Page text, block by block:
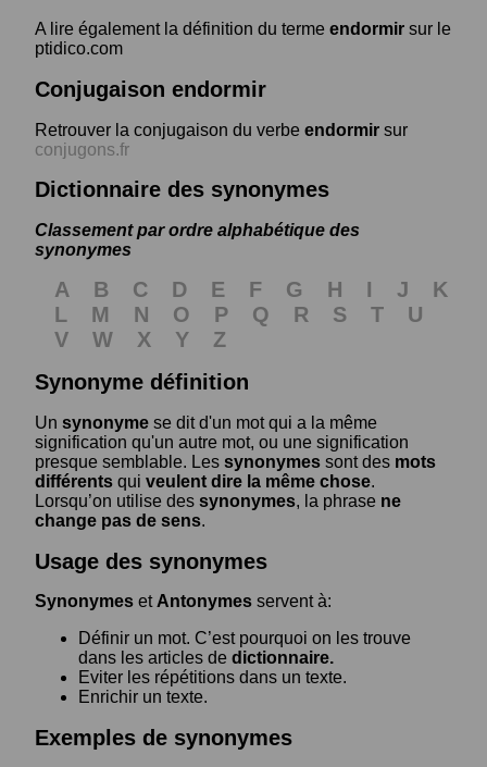
A lire également la définition du terme endormir sur le
ptidico.com
Conjugaison endormir
Retrouver la conjugaison du verbe endormir sur
conjugons.fr
Dictionnaire des synonymes
Classement par ordre alphabétique des
synonymes
A B C D E F G H I J
K
L
M N O P Q R S T
U
V
W X Y
Z
Synonyme définition
Un synonyme se dit d'un mot qui a la même
signification qu'un autre mot, ou une signification
presque semblable. Les synonymes sont des mots
différents qui veulent dire la même chose.
Lorsqu’on utilise des synonymes, la phrase ne
change pas de sens.
Usage des synonymes
Synonymes et Antonymes servent à:
Définir un mot. C’est pourquoi on les trouve
dans les articles de dictionnaire.
Eviter les répétitions dans un texte.
Enrichir un texte.
Exemples de synonymes